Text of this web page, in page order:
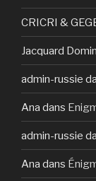
CRICRI &
Jacquard
admin-russie
Ana dans
admin-russie
Ana dans